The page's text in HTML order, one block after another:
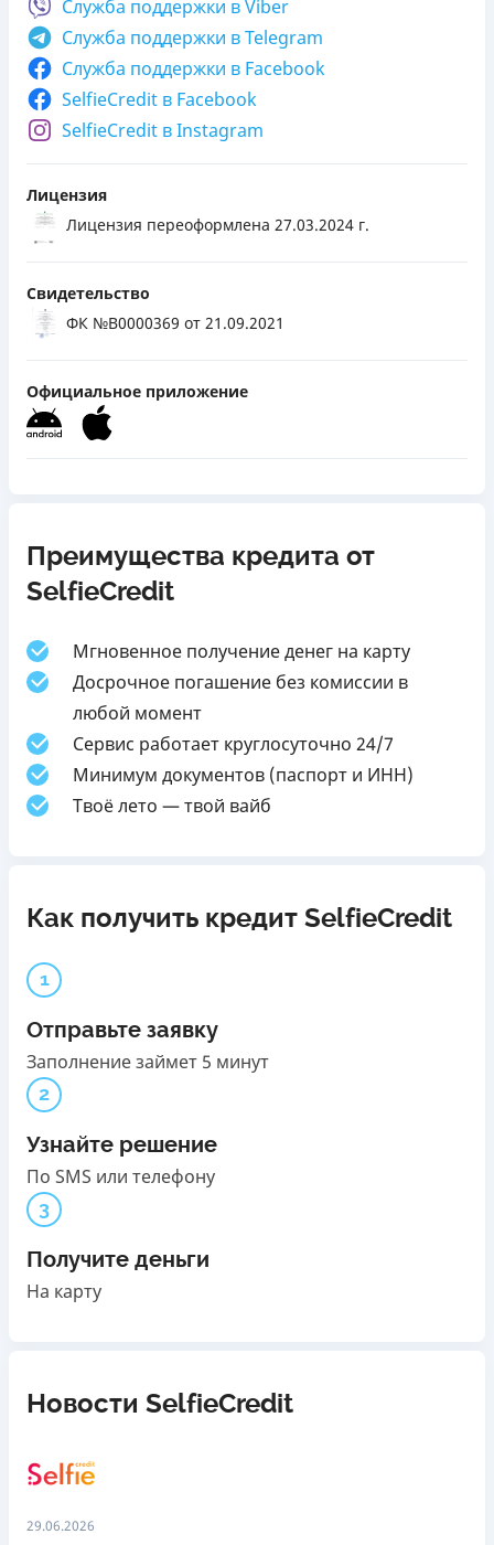
Служба поддержки вViber
Служба поддержки вTelegram
Служба поддержки в Facebook
SelfieCredit в Facebook
SelfieCredit в Instagram
Лицензия
Лицензия переоформлена 27.03.2024 г.
Свидетельство
ФК №В0000369 от 21.09.2021
Официальное приложение
Преимущества кредита от
SelfieCredit
Мгновенное получение денег на карту
Досрочное погашение без комиссии в
любой момент
Сервис работает круглосуточно 24/7
Минимум документов (паспорт и ИНН)
Твоё лето — твой вайб
Как получить кредит SelfieCredit
1
Отправьте заявку
Заполнение займет 5 минут
2
Узнайте решение
По SMS или телефону
3
Получите деньги
На карту
Новости SelfieCredit
29.06.2026